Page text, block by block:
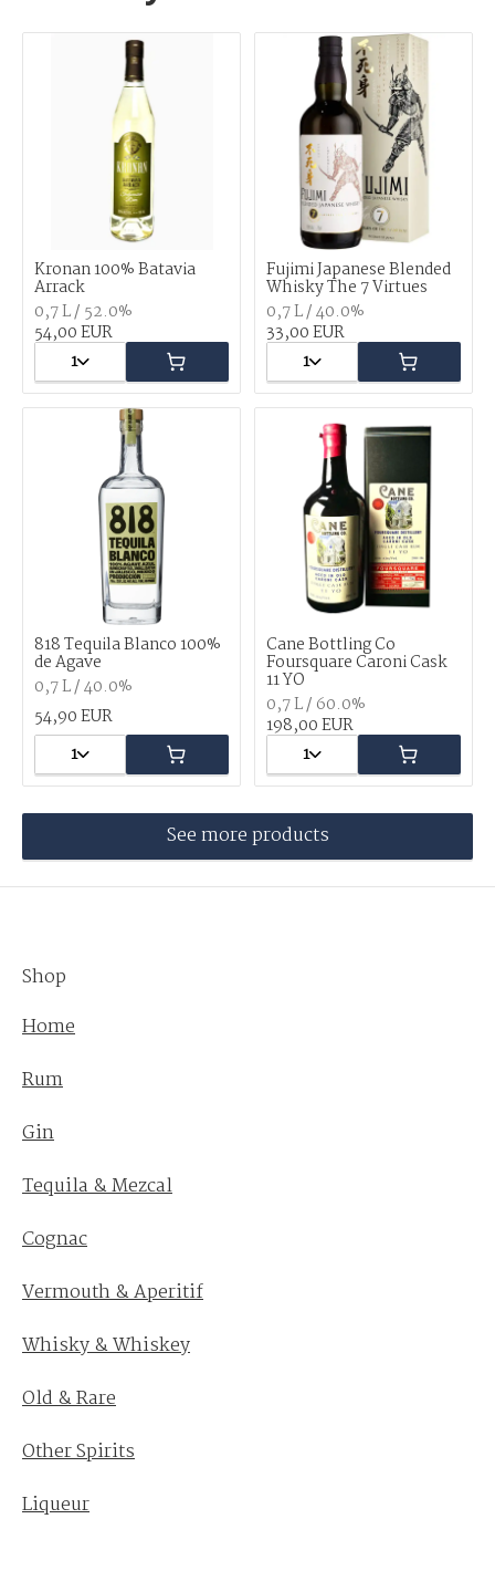
Kronan 100% Batavia
Arrack
0,7 L / 52.0%
54,00 EUR
1
Fujimi Japanese Blended
Whisky The 7 Virtues
0,7 L / 40.0%
33,00 EUR
1
818 Tequila Blanco 100%
de Agave
0,7 L / 40.0%
54,90 EUR
1
Cane Bottling Co
Foursquare Caroni Cask
11 YO
0,7 L / 60.0%
198,00 EUR
1
See more products
Shop
Home
Rum
Gin
Tequila & Mezcal
Cognac
Vermouth & Aperitif
Whisky & Whiskey
Old & Rare
Other Spirits
Liqueur